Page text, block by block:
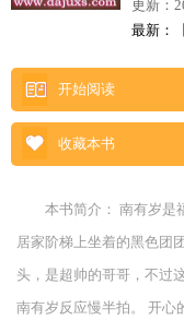
更新：
最新：
开始阅读
收藏本书
本书简介： 南有岁是
居家阶梯上坐着的黑色团
头，是超帅的哥哥，不过
南有岁反应慢半拍。 开心